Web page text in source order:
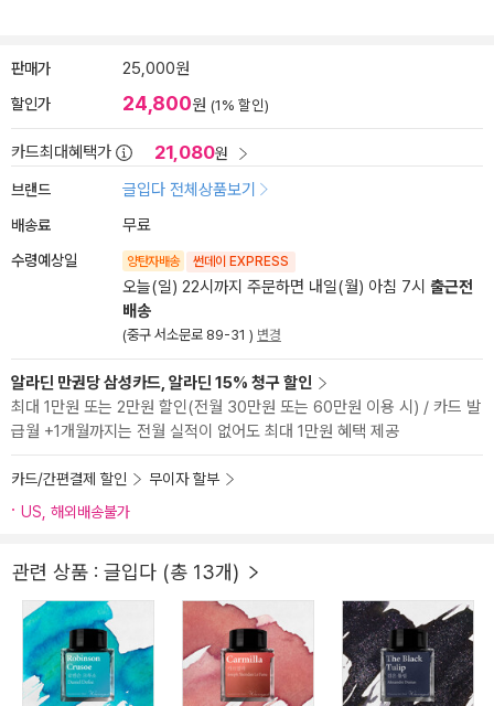
판매가 25,000원
할인가 24,800원 (1% 할인)
카드최대혜택가 21,080원
브랜드 글입다 전체상품보기
배송료 무료
수령예상일 양탄자배송 썬데이 EXPRESS
오늘(일) 22시까지 주문하면 내일(월) 아침 7시 출근전
배송
(중구 서소문로 89-31 ) 변경
알라딘 만권당 삼성카드, 알라딘 15% 청구 할인
최대 1만원 또는 2만원 할인(전월 30만원 또는 60만원 이용 시) / 카드 발
급월 +1개월까지는 전월 실적이 없어도 최대 1만원 혜택 제공
카드/간편결제 할인
무이자 할부
US, 해외배송불가
관련 상품 : 글입다 (총 13개)